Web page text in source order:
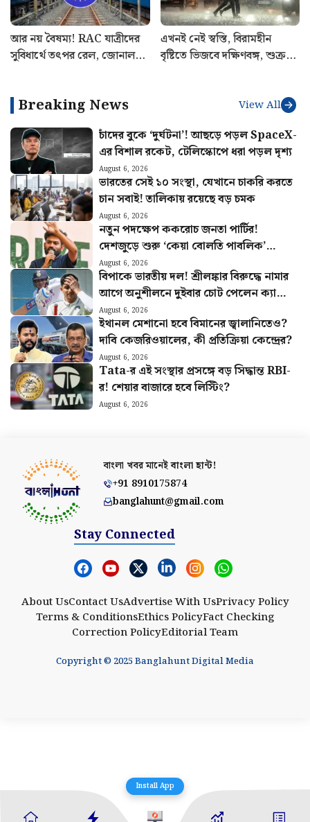
আর নয় বৈষম্য! RAC যাত্রীদের
সুবিধার্থে তৎপর রেল, জোনাল
এখনই নেই স্বস্তি, বিরামহীন
বৃষ্টিতে ভিজবে দক্ষিণবঙ্গ, শুক্রবার
Breaking News View All
চাঁদের বুকে ‘দুর্ঘটনা’! আছড়ে পড়ল SpaceX-
এর বিশাল রকেট, টেলিস্কোপে ধরা পড়ল দৃশ্য
August 6, 2026
ভারতের সেই ১০ সংস্থা, যেখানে চাকরি করতে
চান সবাই! তালিকায় রয়েছে বড় চমক
August 6, 2026
নতুন পদক্ষেপ ককরোচ জনতা পার্টির!
দেশজুড়ে শুরু ‘কেয়া বোলতি পাবলিক’
কর্মসূচি, ঘোষণা অভিজিতের
August 6, 2026
বিপাকে ভারতীয় দল! শ্রীলঙ্কার বিরুদ্ধে নামার
আগে অনুশীলনে দুইবার চোট পেলেন ক্যাপ্টেন
শুভমান গিল
August 6, 2026
ইথানল মেশানো হবে বিমানের জ্বালানিতেও?
দাবি কেজরিওয়ালের, কী প্রতিক্রিয়া কেন্দ্রের?
August 6, 2026
Tata-র এই সংস্থার প্রসঙ্গে বড় সিদ্ধান্ত RBI-
র! শেয়ার বাজারে হবে লিস্টিং?
August 6, 2026
বাংলা খবর মানেইবাংলা হান্ট!
+91 8910175874
banglahunt@gmail.com
Stay Connected
About UsContact UsAdvertise With UsPrivacy Policy
Terms & ConditionsEthics PolicyFact Checking
Correction PolicyEditorial Team
Copyright © 2025 Banglahunt Digital Media
Install App